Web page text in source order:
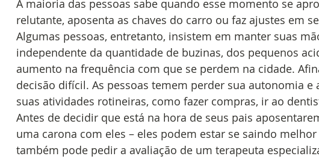
A maioria das pessoas sabe quando esse momento se
relutante, aposenta as chaves do carro ou faz ajustes em
Algumas pessoas, entretanto, insistem em manter suas
independente da quantidade de buzinas, dos pequenos
aumento na frequência com que se perdem na cidade.
decisão difícil. As pessoas temem perder sua autonomia e
suas atividades rotineiras, como fazer compras, ir ao
Antes de decidir que está na hora de seus pais
uma carona com eles – eles podem estar se saindo
também pode pedir a avaliação de um terapeuta